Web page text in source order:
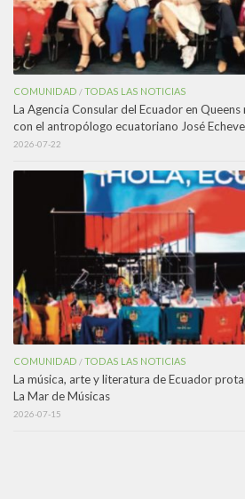
COMUNIDAD /TODAS LAS NOTICIAS
La Agencia Consular del Ecuador en
con el antropólogo ecuatoriano José
2026-07-22
COMUNIDAD /TODAS LAS NOTICIAS
La música, arte y literatura de Ecuador
La Mar de Músicas
2026-07-15